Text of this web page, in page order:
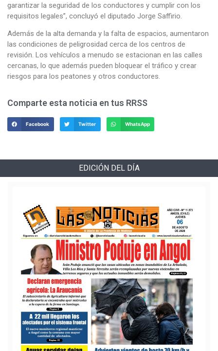
garantizar la seguridad de los conductores y cumplir con los
requisitos legales”, concluyó el diputado Jorge Saffirio.
Además de la alta demanda y la falta de espacios, aumentaron
las condiciones de peligrosidad cerca de los centros de
revisión. Los vehículos a menudo se estacionan en las calles
cercanas, lo que además pueden bloquear el tráfico y crear
riesgos para los peatones y otros conductores.
Comparte esta noticia en tus RRSS
Facebook Twitter WhatsApp
EDICIÓN DEL DÍA